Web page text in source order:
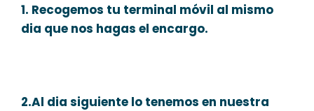
1. Recogemos tu terminal móvil al mismo
dia que nos hagas el encargo.
2.Al dia siguiente lo tenemos en nuestra